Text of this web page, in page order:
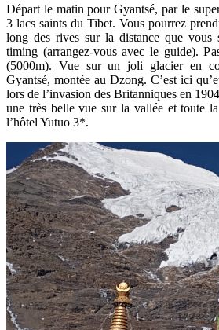
Départ le matin pour Gyantsé, par le
3 lacs saints du Tibet. Vous pourrez
long des rives sur la distance que vous
timing (arrangez-vous avec le guide).
(5000m). Vue sur un joli glacier en
Gyantsé, montée au Dzong. C’est ici
lors de l’invasion des Britanniques en
une très belle vue sur la vallée et toute
l’hôtel Yutuo 3*.